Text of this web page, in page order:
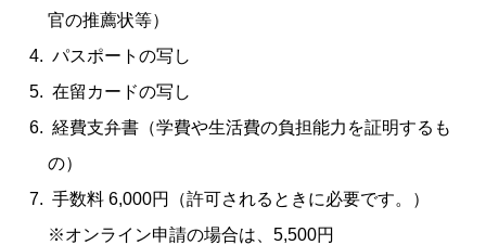
官の推薦状等）
パスポートの写し
在留カードの写し
経費支弁書（学費や生活費の負担能力を証明するも
の）
手数料 6,000円（許可されるときに必要です。）
※オンライン申請の場合は、5,500円